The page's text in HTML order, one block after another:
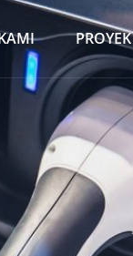
PROYEK